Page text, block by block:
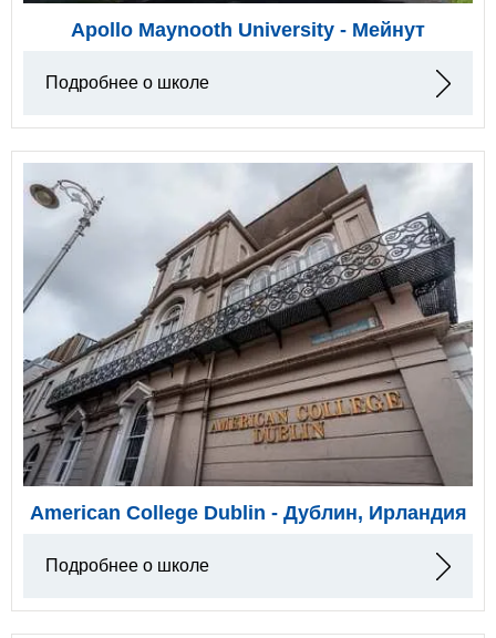
Apollo Maynooth University - Мейнут
Подробнее о школе
American College Dublin - Дублин, Ирландия
Подробнее о школе